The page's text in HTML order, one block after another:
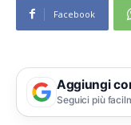
Facebook
Aggiungi
Seguici più